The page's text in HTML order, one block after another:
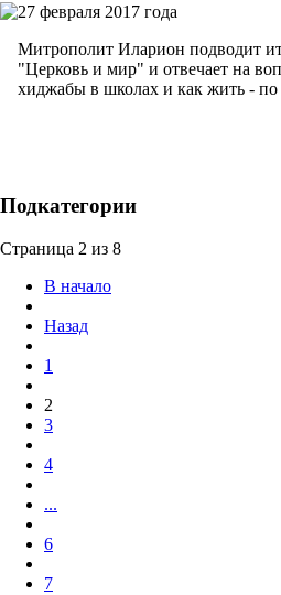
27 февраля 2017 года
Митрополит Иларион подводит
"Церковь и мир" и отвечает на
хиджабы в школах и как жить - по
Подкатегории
Страница 2 из 8
В начало
Назад
1
2
3
4
...
6
7